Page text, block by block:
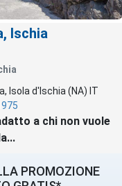
Ischia
, Isola d'Ischia (NA) IT
a chi non vuole
PROMOZIONE